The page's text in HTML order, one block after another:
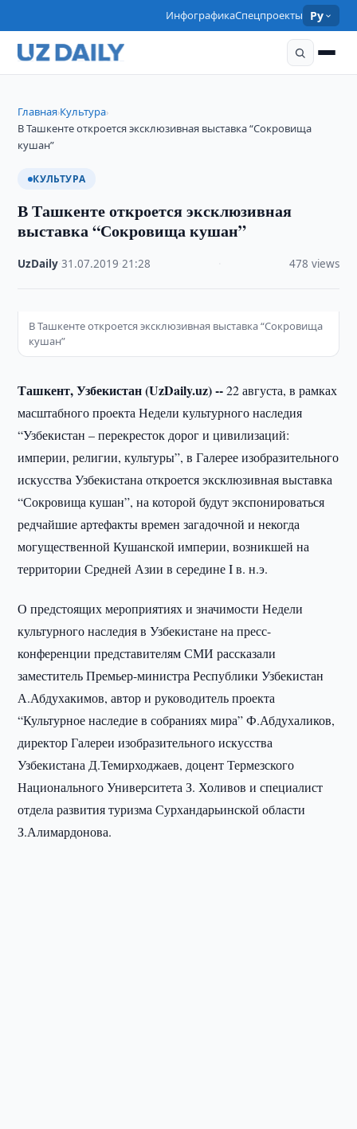
ИнфографикаСпецпроекты Ру
Главная›Культура›
В Ташкенте откроется эксклюзивная выставка “Сокровища
кушан”
КУЛЬТУРА
В Ташкенте откроется эксклюзивная
выставка “Сокровища кушан”
UzDaily ·31.07.2019 ·21:28 478 views
В Ташкенте откроется эксклюзивная выставка “Сокровища
кушан”
Ташкент, Узбекистан (UzDaily.uz) --22 августа, в рамках
масштабного проекта Недели культурного наследия
“Узбекистан – перекресток дорог и цивилизаций:
империи, религии, культуры”, в Галерее изобразительного
искусства Узбекистана откроется эксклюзивная выставка
“Сокровища кушан”, на которой будут экспонироваться
редчайшие артефакты времен загадочной и некогда
могущественной Кушанской империи, возникшей на
территории Средней Азии в середине I в. н.э.
О предстоящих мероприятиях и значимости Недели
культурного наследия в Узбекистане на пресс-
конференции представителям СМИ рассказали
заместитель Премьер-министра Республики Узбекистан
А.Абдухакимов, автор и руководитель проекта
“Культурное наследие в собраниях мира” Ф.Абдухаликов,
директор Галереи изобразительного искусства
Узбекистана Д.Темирходжаев, доцент Термезского
Национального Университета З. Холивов и специалист
отдела развития туризма Сурхандарьинской области
З.Алимардонова.